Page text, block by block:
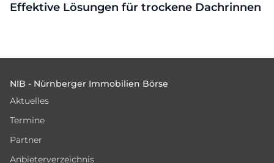
Effektive Lösungen für trockene Dachrinnen
NIB - Nürnberger Immobilien Börse
Aktuelles
Termine
Partner
Anbieterverzeichnis